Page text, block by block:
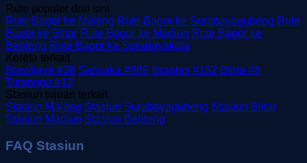
Rute populer dari sini
Rute Bagor ke Malang Rute Bagor ke Surabayagubeng Rute
Bagor ke Blitar Rute Bagor ke Madiun Rute Bagor ke
Benteng Rute Bagor ke Surabayakota
Kereta terkait
Brawijaya #38 Sancaka #88F Brantas #152 Bima #8
Turangga #12
Stasiun tujuan terkait
Stasiun Malang Stasiun Surabayagubeng Stasiun Blitar
Stasiun Madiun Stasiun Benteng
FAQ Stasiun